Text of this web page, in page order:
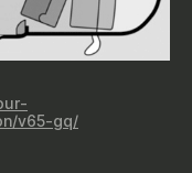
v65-gq/